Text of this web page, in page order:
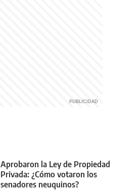
Aprobaron la Ley de Propiedad
Privada: ¿Cómo votaron los
senadores neuquinos?